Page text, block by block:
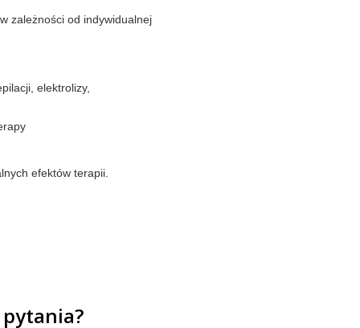
zależności od indywidualnej
elektrolizy,
efektów terapii.